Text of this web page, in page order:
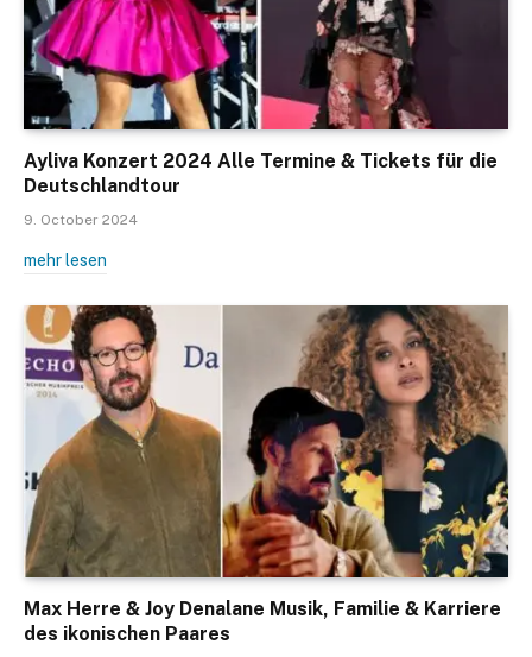
Ayliva Konzert 2024 Alle Termine & Tickets für die
Deutschlandtour
9. October 2024
mehr lesen
Max Herre & Joy Denalane Musik, Familie & Karriere
des ikonischen Paares